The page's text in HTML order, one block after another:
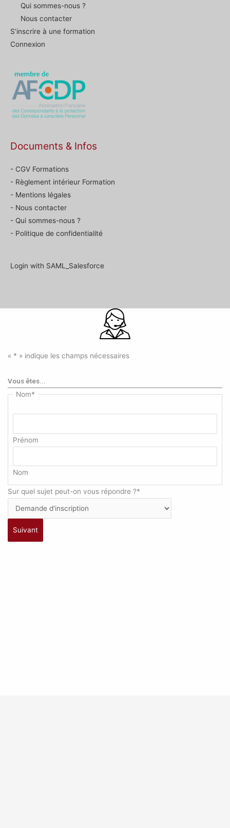
Qui sommes-nous ?
Nous contacter
S’inscrire à une formation
Connexion
Documents & Infos
- CGV Formations
- Règlement intérieur Formation
- Mentions légales
- Nous contacter
- Qui sommes-nous ?
- Politique de confidentialité
Login with SAML_Salesforce
« * » indique les champs nécessaires
Vous êtes...
Nom*
Prénom
Nom
Sur quel sujet peut-on vous répondre ?*
Suivant